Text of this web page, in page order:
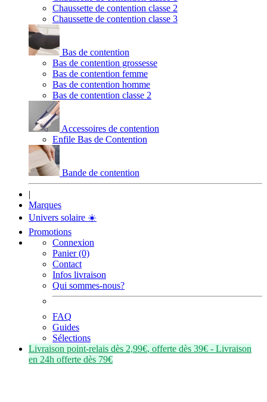
Chaussette de contention classe 2
Chaussette de contention classe 3
Bas de contention
Bas de contention grossesse
Bas de contention femme
Bas de contention homme
Bas de contention classe 2
Accessoires de contention
Enfile Bas de Contention
Bande de contention
|
Marques
Univers solaire ☀️
Promotions
Connexion
Panier (0)
Contact
Infos livraison
Qui sommes-nous?
FAQ
Guides
Sélections
Livraison point-relais dès 2,99€, offerte dès 39€ - Livraison
en 24h offerte dès 79€